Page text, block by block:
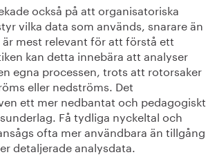
också på att organisatoriska
vilka data som används, snarare än
mest relevant för att förstå ett
kan detta innebära att analyser
egna processen, trots att rotorsaker
eller nedströms. Det
ett mer nedbantat och pedagogiskt
Få tydliga nyckeltal och
ofta mer användbara än tillgång
detaljerade analysdata.